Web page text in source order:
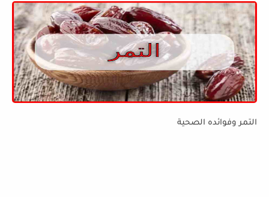
التمر وفوائده الصحية